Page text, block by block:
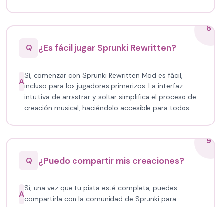
8
Q
¿Es fácil jugar Sprunki Rewritten?
A
Sí, comenzar con Sprunki Rewritten Mod es fácil,
incluso para los jugadores primerizos. La interfaz
intuitiva de arrastrar y soltar simplifica el proceso de
creación musical, haciéndolo accesible para todos.
9
Q
¿Puedo compartir mis creaciones?
A
Sí, una vez que tu pista esté completa, puedes
compartirla con la comunidad de Sprunki para